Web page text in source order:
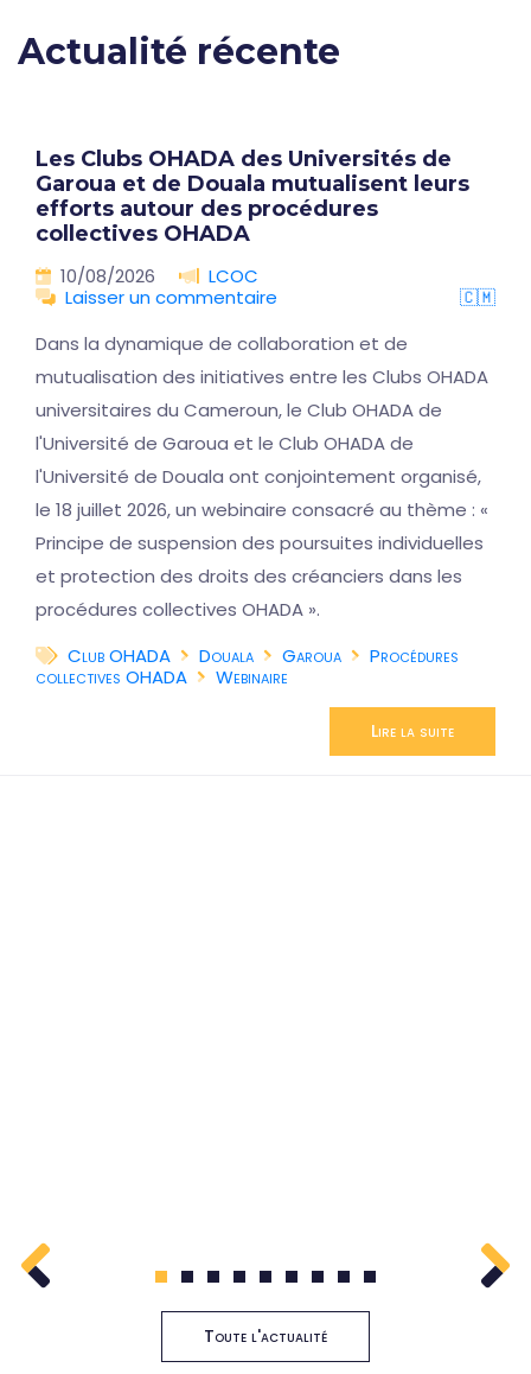
Actualité récente
Les Clubs OHADA des Universités de
Garoua et de Douala mutualisent leurs
efforts autour des procédures
collectives OHADA
10/08/2026
LCOC
Laisser un commentaire
🇨🇲
Dans la dynamique de collaboration et de
mutualisation des initiatives entre les Clubs OHADA
universitaires du Cameroun, le Club OHADA de
l'Université de Garoua et le Club OHADA de
l'Université de Douala ont conjointement organisé,
le 18 juillet 2026, un webinaire consacré au thème : «
Principe de suspension des poursuites individuelles
et protection des droits des créanciers dans les
procédures collectives OHADA ».
Club OHADA
Douala Garoua
Procédures
collectives OHADA
Webinaire
Lire la suite
1 2 3 4 5 6 7 8 9
Toute l'actualité